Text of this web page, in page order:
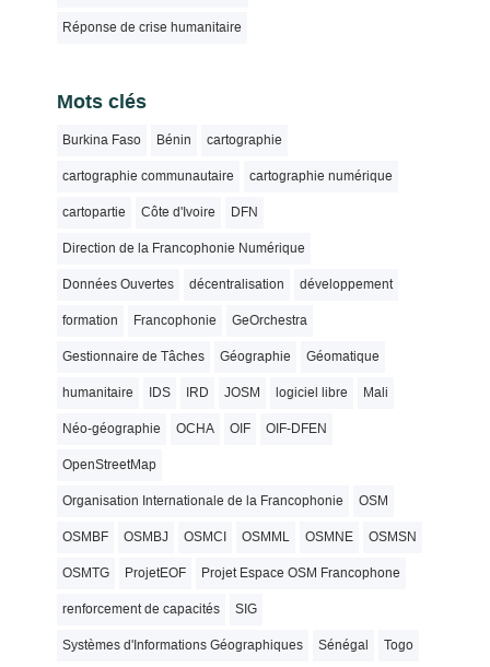
Réponse de crise humanitaire
Mots clés
Burkina Faso Bénin cartographie
cartographie communautaire cartographie numérique
cartopartie Côte d'Ivoire DFN
Direction de la Francophonie Numérique
Données Ouvertes décentralisation développement
formation Francophonie GeOrchestra
Gestionnaire de Tâches Géographie Géomatique
humanitaire IDS IRD JOSM logiciel libre Mali
Néo-géographie OCHA OIF OIF-DFEN
OpenStreetMap
Organisation Internationale de la Francophonie OSM
OSMBF OSMBJ OSMCI OSMML OSMNE OSMSN
OSMTG ProjetEOF Projet Espace OSM Francophone
renforcement de capacités SIG
Systèmes d'Informations Géographiques Sénégal Togo